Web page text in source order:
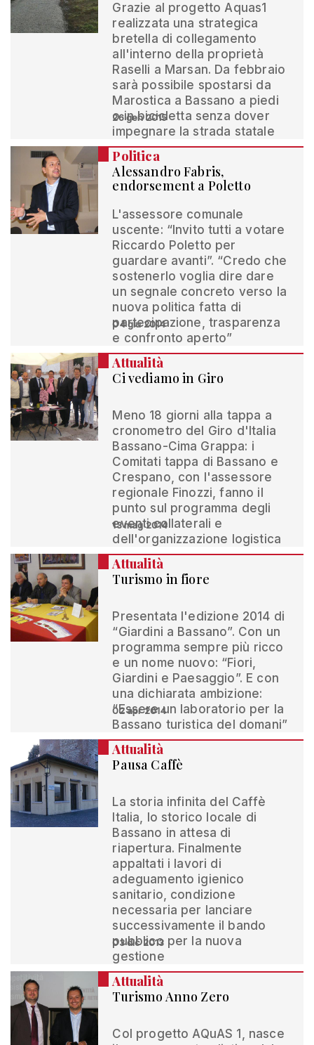
Grazie al progetto Aquas1
realizzata una strategica
bretella di collegamento
all'interno della proprietà
Raselli a Marsan. Da febbraio
sarà possibile spostarsi da
Marostica a Bassano a piedi
o in bicicletta senza dover
impegnare la strada statale
26 gen 2015
Politica
Alessandro Fabris,
endorsement a Poletto
L'assessore comunale
uscente: “Invito tutti a votare
Riccardo Poletto per
guardare avanti”. “Credo che
sostenerlo voglia dire dare
un segnale concreto verso la
nuova politica fatta di
partecipazione, trasparenza
e confronto aperto”
04 giu 2014
Attualità
Ci vediamo in Giro
Meno 18 giorni alla tappa a
cronometro del Giro d'Italia
Bassano-Cima Grappa: i
Comitati tappa di Bassano e
Crespano, con l'assessore
regionale Finozzi, fanno il
punto sul programma degli
eventi collaterali e
dell'organizzazione logistica
13 mag 2014
Attualità
Turismo in fiore
Presentata l'edizione 2014 di
“Giardini a Bassano”. Con un
programma sempre più ricco
e un nome nuovo: “Fiori,
Giardini e Paesaggio”. E con
una dichiarata ambizione:
“Essere un laboratorio per la
Bassano turistica del domani”
02 apr 2014
Attualità
Pausa Caffè
La storia infinita del Caffè
Italia, lo storico locale di
Bassano in attesa di
riapertura. Finalmente
appaltati i lavori di
adeguamento igienico
sanitario, condizione
necessaria per lanciare
successivamente il bando
pubblico per la nuova
gestione
03 dic 2013
Attualità
Turismo Anno Zero
Col progetto AQuAS 1, nasce